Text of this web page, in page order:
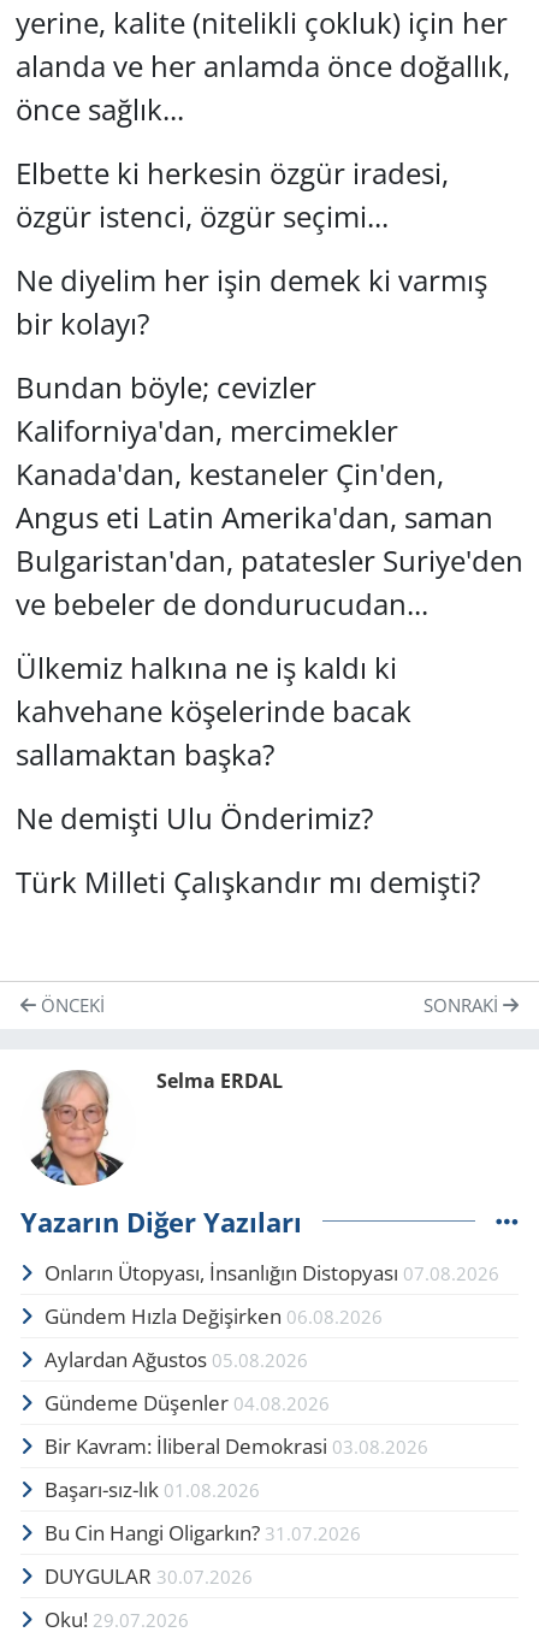
yerine, kalite (nitelikli çokluk) için her
alanda ve her anlamda önce doğallık,
önce sağlık...
Elbette ki herkesin özgür iradesi,
özgür istenci, özgür seçimi...
Ne diyelim her işin demek ki varmış
bir kolayı?
Bundan böyle; cevizler
Kaliforniya'dan, mercimekler
Kanada'dan, kestaneler Çin'den,
Angus eti Latin Amerika'dan, saman
Bulgaristan'dan, patatesler Suriye'den
ve bebeler de dondurucudan...
Ülkemiz halkına ne iş kaldı ki
kahvehane köşelerinde bacak
sallamaktan başka?
Ne demişti Ulu Önderimiz?
Türk Milleti Çalışkandır mı demişti?
ÖNCEKI SONRAKI
Selma ERDAL
Yazarın Diğer Yazıları
Onların Ütopyası, İnsanlığın Distopyası 07.08.2026
Gündem Hızla Değişirken 06.08.2026
Aylardan Ağustos 05.08.2026
Gündeme Düşenler 04.08.2026
Bir Kavram: İliberal Demokrasi 03.08.2026
Başarı-sız-lık 01.08.2026
Bu Cin Hangi Oligarkın? 31.07.2026
DUYGULAR 30.07.2026
Oku! 29.07.2026